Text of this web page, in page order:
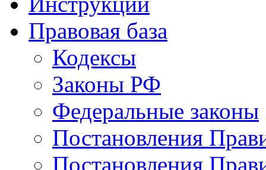
Правовая база
Кодексы
Законы РФ
Федеральные законы
Постановления
Постановления